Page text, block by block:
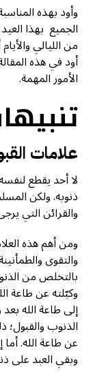
وأود بهذه
الجميع بهذا
من الليالي
أود في هذه
الأمور المهمة.
علامات
لا أحد يقطع
ذنوبه. ولكن
والقرائن التي
ومن أهم هذه
والتقوى
بالتخلص من
وكبّلته عن طاعة
إلى طاعة الله
الذنوب والقبول؛
عن طاعة الله.
وبقي العبد على